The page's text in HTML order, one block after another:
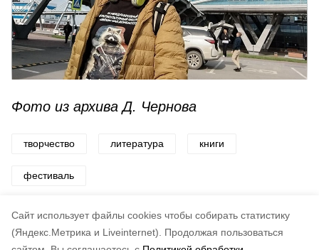
Cайт использует файлы cookies чтобы собирать статистику
(Яндекс.Метрика и Liveinternet).
Продолжая пользоваться
Фото из архива Д. Чернова
творчество литература книги
фестиваль
Авторы: Семен Жук